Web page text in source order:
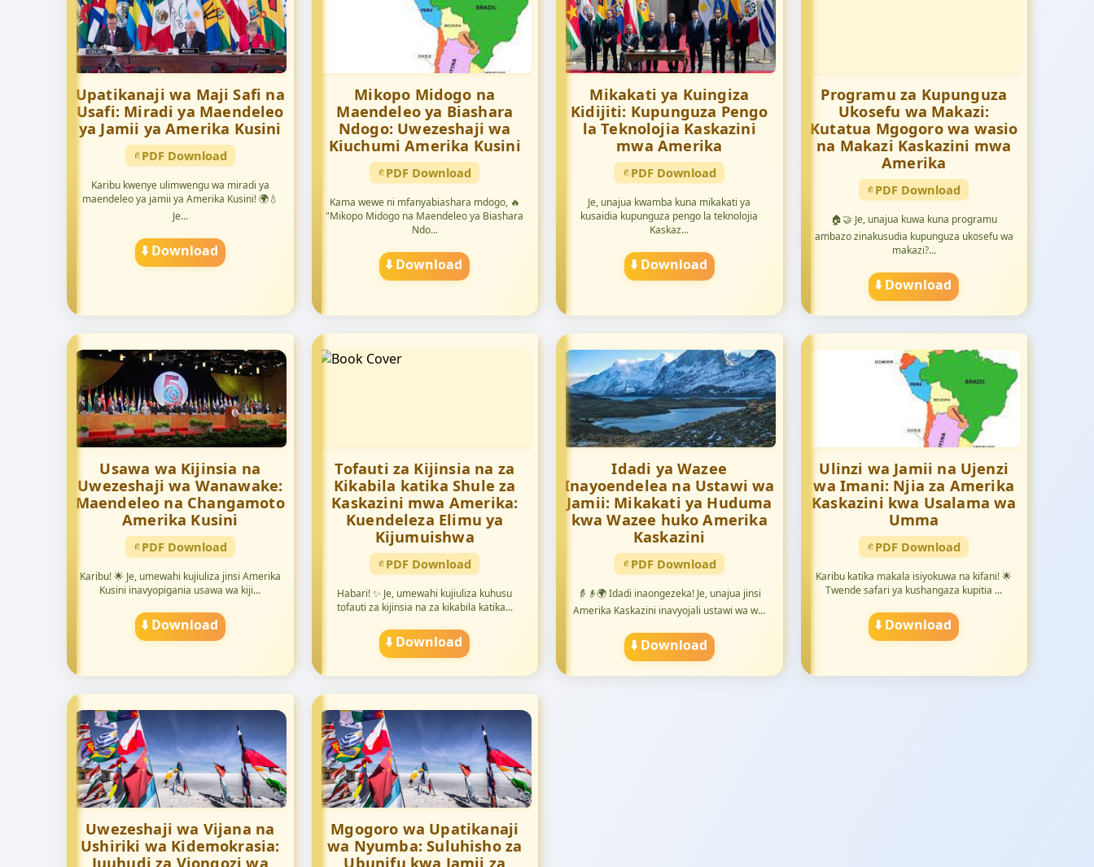
Upatikanaji wa Maji Safi na
Usafi: Miradi ya Maendeleo
ya Jamii ya Amerika Kusini
PDF Download
Karibu kwenye ulimwengu wa miradi ya
maendeleo ya jamii ya Amerika Kusini! 🌍💧
Je...
⬇️ Download
Mikopo Midogo na
Maendeleo ya Biashara
Ndogo: Uwezeshaji wa
Kiuchumi Amerika Kusini
PDF Download
Kama wewe ni mfanyabiashara mdogo, 🔥
"Mikopo Midogo na Maendeleo ya Biashara
Ndo...
⬇️ Download
Mikakati ya Kuingiza
Kidijiti: Kupunguza Pengo
la Teknolojia Kaskazini
mwa Amerika
PDF Download
Je, unajua kwamba kuna mikakati ya
kusaidia kupunguza pengo la teknolojia
Kaskaz...
⬇️ Download
Programu za Kupunguza
Ukosefu wa Makazi:
Kutatua Mgogoro wa wasio
na Makazi Kaskazini mwa
Amerika
PDF Download
🏠🤝 Je, unajua kuwa kuna programu
ambazo zinakusudia kupunguza ukosefu wa
makazi?...
⬇️ Download
Usawa wa Kijinsia na
Uwezeshaji wa Wanawake:
Maendeleo na Changamoto
Amerika Kusini
PDF Download
Karibu! 🌟 Je, umewahi kujiuliza jinsi Amerika
Kusini inavyopigania usawa wa kiji...
⬇️ Download
Tofauti za Kijinsia na za
Kikabila katika Shule za
Kaskazini mwa Amerika:
Kuendeleza Elimu ya
Kijumuishwa
PDF Download
Habari! ✨ Je, umewahi kujiuliza kuhusu
tofauti za kijinsia na za kikabila katika...
⬇️ Download
Idadi ya Wazee
Inayoendelea na Ustawi wa
Jamii: Mikakati ya Huduma
kwa Wazee huko Amerika
Kaskazini
PDF Download
👵👴🌍 Idadi inaongezeka! Je, unajua jinsi
Amerika Kaskazini inavyojali ustawi wa w...
⬇️ Download
Ulinzi wa Jamii na Ujenzi
wa Imani: Njia za Amerika
Kaskazini kwa Usalama wa
Umma
PDF Download
Karibu katika makala isiyokuwa na kifani! 🌟
Twende safari ya kushangaza kupitia ...
⬇️ Download
Uwezeshaji wa Vijana na
Ushiriki wa Kidemokrasia:
Juuhudi za Viongozi wa
Mgogoro wa Upatikanaji
wa Nyumba: Suluhisho za
Ubunifu kwa Jamii za